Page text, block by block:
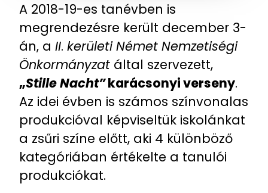
A 2018-19-es tanévben is
megrendezésre került december 3-
án, aII.kerületi NémetNemzetiségi
Önkormányzat által szervezett,
„Stille Nacht”karácsonyi verseny.
Az idei évben is számos színvonalas
produkcióval képviseltük iskolánkat
a zsűri színe előtt, aki 4 különböző
kategóriában értékelte a tanulói
produkciókat.